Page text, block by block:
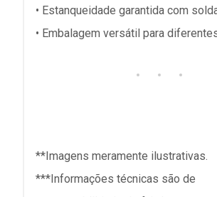
• Estanqueidade garantida com
• Embalagem versátil para
**Imagens meramente ilustrativas.
***Informações técnicas são de